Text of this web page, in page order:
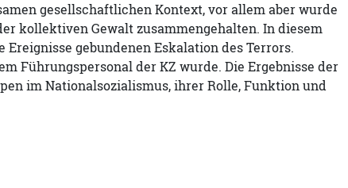
gesellschaftlichen Kontext, vor allem aber wurde
kollektiven Gewalt zusammengehalten. In diesem
gebundenen Eskalation des Terrors.
Führungspersonal der KZ wurde. Die Ergebnisse der
im Nationalsozialismus, ihrer Rolle, Funktion und